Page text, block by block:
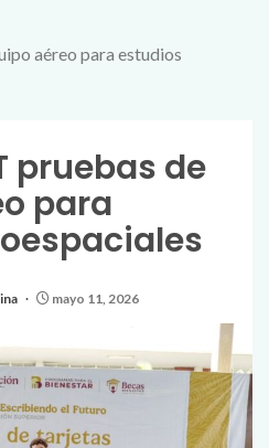
aéreo para estudios
pruebas de
para
mayo 11, 2026